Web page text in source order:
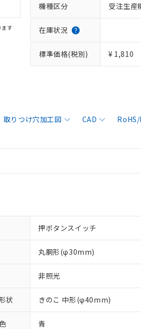
す
機種区分 受注生産
在庫状況
標準価格(税別) ¥ 1,810
取りつけ穴加工図 CAD RoHS/
押ボタンスイッチ
丸胴形(φ30mm)
非照光
状 きのこ 中形(φ40mm)
青